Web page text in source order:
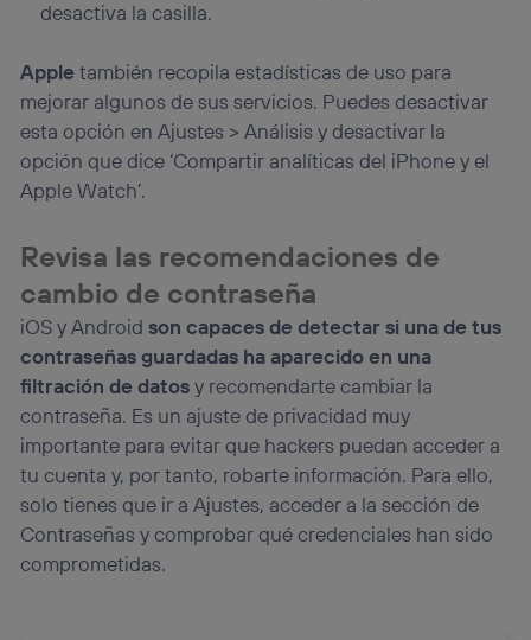
desactiva la casilla.
Apple también recopila estadísticas de uso para
mejorar algunos de sus servicios. Puedes desactivar
esta opción en Ajustes > Análisis y desactivar la
opción que dice ‘Compartir analíticas del iPhone y el
Apple Watch’.
Revisa las recomendaciones de
cambio de contraseña
iOS y Android son capaces de detectar si una de tus
contraseñas guardadas ha aparecido en una
filtración de datosy recomendarte cambiar la
contraseña. Es un ajuste de privacidad muy
importante para evitar que hackers puedan acceder a
tu cuenta y, por tanto, robarte información. Para ello,
solo tienes que ir a Ajustes, acceder a la sección de
Contraseñas y comprobar qué credenciales han sido
comprometidas.